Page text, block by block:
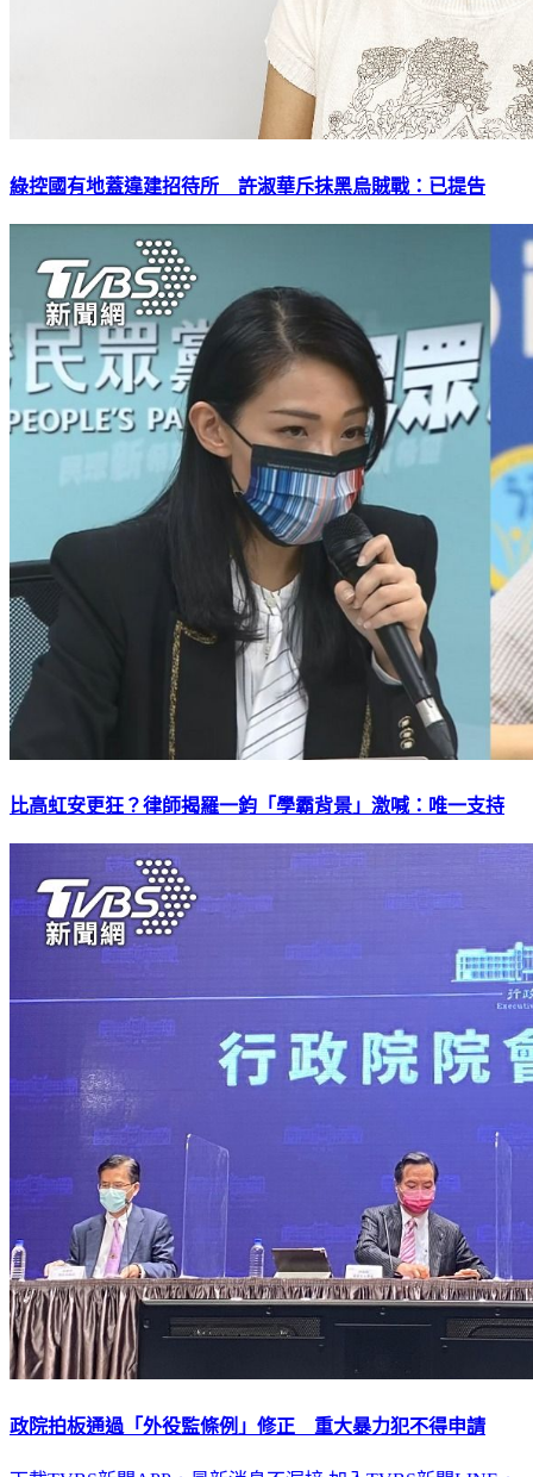
綠控國有地蓋違建招待所 許淑華斥抹黑烏賊戰：已提告
比高虹安更狂？律師揭羅一鈞「學霸背景」激喊：唯一支持
政院拍板通過「外役監條例」修正 重大暴力犯不得申請